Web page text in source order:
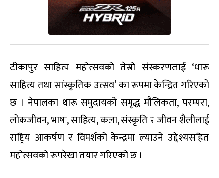
टीकापुर साहित्य महोत्सवको तेस्रो संस्करणलाई ‘थारू
साहित्य तथा सांस्कृतिक उत्सव’ का रूपमा केन्द्रित गरिएको
छ । नेपालका थारू समुदायको समृद्ध मौलिकता, परम्परा,
लोकजीवन, भाषा, साहित्य, कला, संस्कृति र जीवन शैलीलाई
राष्ट्रिय आकर्षण र विमर्शको केन्द्रमा ल्याउने उद्देश्यसहित
महोत्सवको रूपरेखा तयार गरिएको छ ।